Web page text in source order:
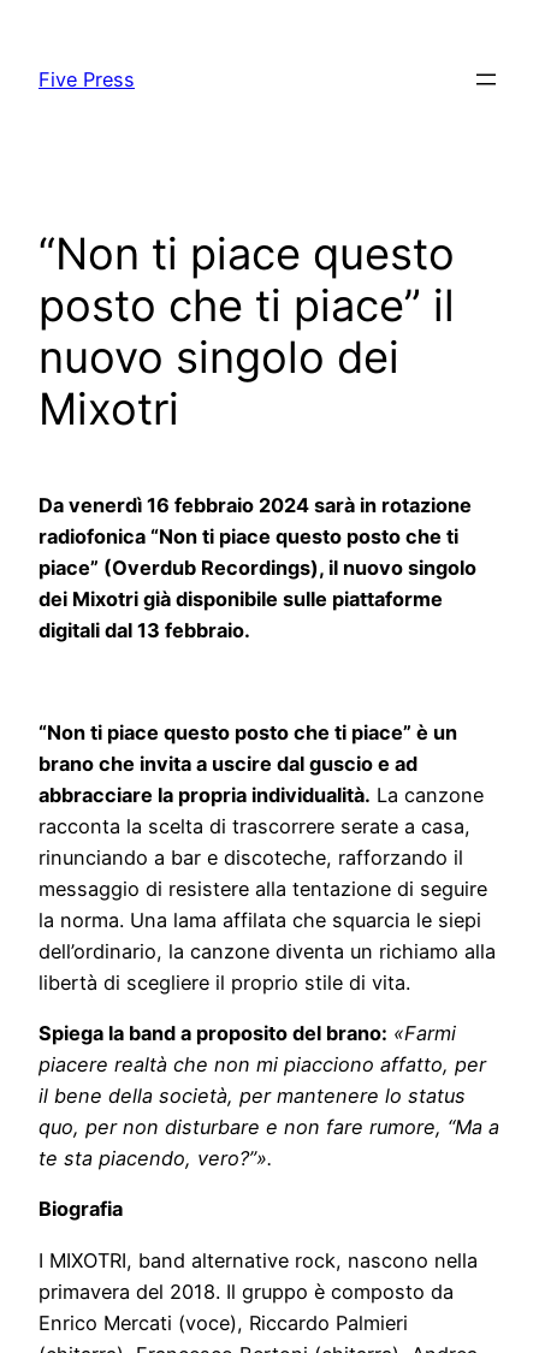
content
Five Press
“Non ti piace questo
posto che ti piace” il
nuovo singolo dei
Mixotri
Da venerdì 16 febbraio 2024 sarà in rotazione
radiofonica “Non ti piace questo posto che ti
piace” (Overdub Recordings), il nuovo singolo
dei Mixotri già disponibile sulle piattaforme
digitali dal 13 febbraio.
“Non ti piace questo posto che ti piace” è un
brano che invita a uscire dal guscio e ad
abbracciare la propria individualità. La canzone
racconta la scelta di trascorrere serate a casa,
rinunciando a bar e discoteche, rafforzando il
messaggio di resistere alla tentazione di seguire
la norma. Una lama affilata che squarcia le siepi
dell’ordinario, la canzone diventa un richiamo alla
libertà di scegliere il proprio stile di vita.
Spiega la band a proposito del brano: «Farmi
piacere realtà che non mi piacciono affatto, per
il bene della società, per mantenere lo status
quo, per non disturbare e non fare rumore, “Ma a
te sta piacendo, vero?”».
Biografia
I MIXOTRI, band alternative rock, nascono nella
primavera del 2018. Il gruppo è composto da
Enrico Mercati (voce), Riccardo Palmieri